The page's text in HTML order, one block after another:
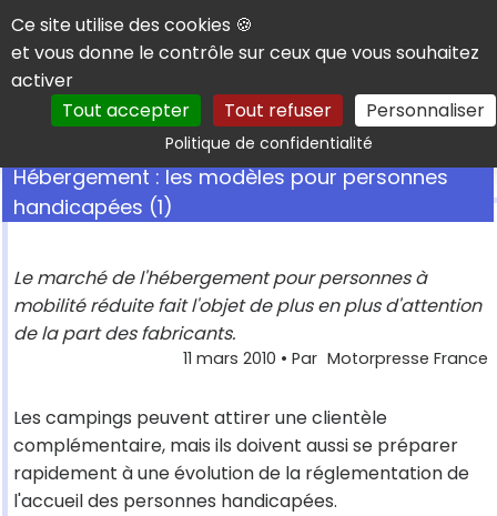
Panneau de gestion des cookies
Ce site utilise des cookies 🍪
et vous donne le contrôle sur ceux que vous souhaitez
activer
Tout accepter
Tout refuser Personnaliser
Politique de confidentialitéRechercher
Hébergement : les modèles pour personnes
handicapées (1)
Le marché de l'hébergement pour personnes à
mobilité réduite fait l'objet de plus en plus d'attention
de la part des fabricants.
11 mars 2010 • Par Motorpresse France
Les campings peuvent attirer une clientèle
complémentaire, mais ils doivent aussi se préparer
rapidement à une évolution de la réglementation de
l'accueil des personnes handicapées.